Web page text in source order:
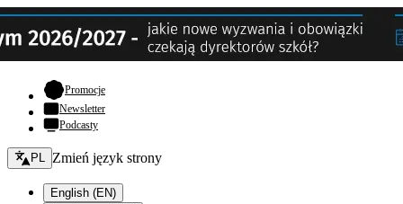
Promocje- otwiera się w nowej karcie
Newsletter
Podcasty
Zmień język - bieżący:
PL Zmień język strony
English (EN)